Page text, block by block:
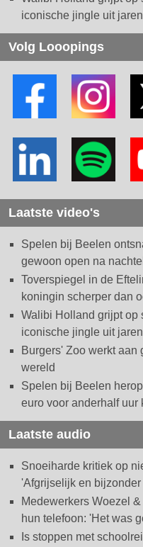
iconische jingle uit
Volg Looopings
Laatste video's
Spelen bij Beelen
gewoon open na
Toverspiegel in de
koningin scherper dan
Walibi Holland grijpt op
iconische jingle uit
Burgers' Zoo werkt aan
wereld
Spelen bij Beelen
euro voor anderhalf uur
Laatste audio
Snoeiharde kritiek op
'Afgrijselijk en
Medewerkers Woezel
hun telefoon: 'Het was
Is stoppen met